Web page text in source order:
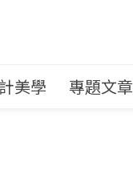
美學 專題文章